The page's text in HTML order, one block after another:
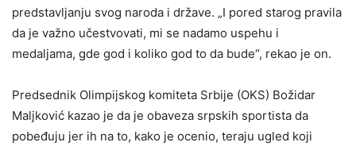
predstavljanju svog naroda i države. „I pored starog pravila
da je važno učestvovati, mi se nadamo uspehu i
medaljama, gde god i koliko god to da bude“, rekao je on.
Predsednik Olimpijskog komiteta Srbije (OKS) Božidar
Maljković kazao je da je obaveza srpskih sportista da
pobeđuju jer ih na to, kako je ocenio, teraju ugled koji